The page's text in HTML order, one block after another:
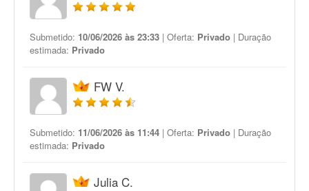
Submetido: 10/06/2026 às 23:33 | Oferta: Privado | Duração
estimada: Privado
FW V.
Submetido: 11/06/2026 às 11:44 | Oferta: Privado | Duração
estimada: Privado
Julia C.